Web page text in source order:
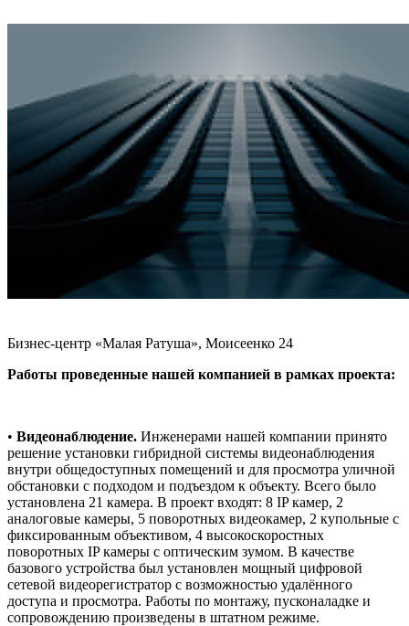
Бизнес-центр «Малая Ратуша», Моисеенко 24
Работы проведенные нашей компанией в рамках проекта:
• Видеонаблюдение. Инженерами нашей компании принято
решение установки гибридной системы видеонаблюдения
внутри общедоступных помещений и для просмотра уличной
обстановки с подходом и подъездом к объекту. Всего было
установлена 21 камера. В проект входят: 8 IP камер, 2
аналоговые камеры, 5 поворотных видеокамер, 2 купольные с
фиксированным объективом, 4 высокоскоростных
поворотных IP камеры с оптическим зумом. В качестве
базового устройства был установлен мощный цифровой
сетевой видеорегистратор с возможностью удалённого
доступа и просмотра. Работы по монтажу, пусконаладке и
сопровождению произведены в штатном режиме.